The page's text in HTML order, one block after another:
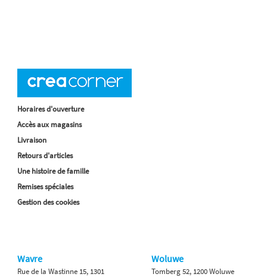
Horaires d'ouverture
Accès aux magasins
Livraison
Retours d'articles
Une histoire de famille
Remises spéciales
Gestion des cookies
Wavre
Rue de la Wastinne 15, 1301
Woluwe
Tomberg 52, 1200 Woluwe